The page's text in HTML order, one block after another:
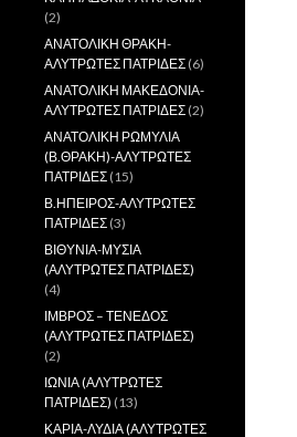
(2)
ΑΝΑΤΟΛΙΚΗ ΘΡΑΚΗ-
ΑΛΥΤΡΩΤΕΣ ΠΑΤΡΙΔΕΣ (6)
ΑΝΑΤΟΛΙΚΗ ΜΑΚΕΔΟΝΙΑ-
ΑΛΥΤΡΩΤΕΣ ΠΑΤΡΙΔΕΣ (2)
ΑΝΑΤΟΛΙΚΗ ΡΩΜΥΛΙΑ
(Β.ΘΡΑΚΗ)-ΑΛΥΤΡΩΤΕΣ
ΠΑΤΡΙΔΕΣ (15)
Β.ΗΠΕΙΡΟΣ-ΑΛΥΤΡΩΤΕΣ
ΠΑΤΡΙΔΕΣ (3)
ΒΙΘΥΝΙΑ-ΜΥΣΙΑ
(ΑΛΥΤΡΩΤΕΣ ΠΑΤΡΙΔΕΣ)
(4)
ΙΜΒΡΟΣ – ΤΕΝΕΔΟΣ
(ΑΛΥΤΡΩΤΕΣ ΠΑΤΡΙΔΕΣ)
(2)
ΙΩΝΙΑ (ΑΛΥΤΡΩΤΕΣ
ΠΑΤΡΙΔΕΣ) (13)
ΚΑΡΙΑ-ΛΥΔΙΑ (ΑΛΥΤΡΩΤΕΣ